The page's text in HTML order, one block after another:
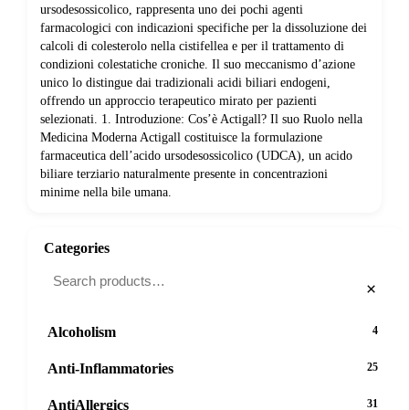
ursodesossicolico, rappresenta uno dei pochi agenti
farmacologici con indicazioni specifiche per la dissoluzione dei
calcoli di colesterolo nella cistifellea e per il trattamento di
condizioni colestatiche croniche. Il suo meccanismo d’azione
unico lo distingue dai tradizionali acidi biliari endogeni,
offrendo un approccio terapeutico mirato per pazienti
selezionati. 1. Introduzione: Cos’è Actigall? Il suo Ruolo nella
Medicina Moderna Actigall costituisce la formulazione
farmaceutica dell’acido ursodesossicolico (UDCA), un acido
biliare terziario naturalmente presente in concentrazioni
minime nella bile umana.
Categories
×
Alcoholism 4
Anti-Inflammatories 25
AntiAllergics 31